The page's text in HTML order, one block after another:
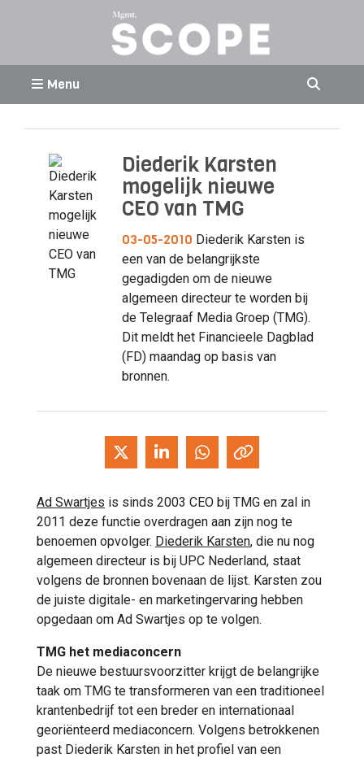
Menu
Diederik Karsten
mogelijk nieuwe
CEO van TMG
03-05-2010 Diederik Karsten is
een van de belangrijkste
gegadigden om de nieuwe
algemeen directeur te worden bij
de Telegraaf Media Groep (TMG).
Dit meldt het Financieele Dagblad
(FD) maandag op basis van
bronnen.
Ad Swartjes is sinds 2003 CEO bij TMG en zal in
2011 deze functie overdragen aan zijn nog te
benoemen opvolger. Diederik Karsten, die nu nog
algemeen directeur is bij UPC Nederland, staat
volgens de bronnen bovenaan de lijst. Karsten zou
de juiste digitale- en marketingervaring hebben
opgedaan om Ad Swartjes op te volgen.
TMG het mediaconcern
De nieuwe bestuursvoorzitter krijgt de belangrijke
taak om TMG te transformeren van een traditioneel
krantenbedrijf tot een breder en internationaal
georiënteerd mediaconcern. Volgens betrokkenen
past Diederik Karsten in het profiel van een